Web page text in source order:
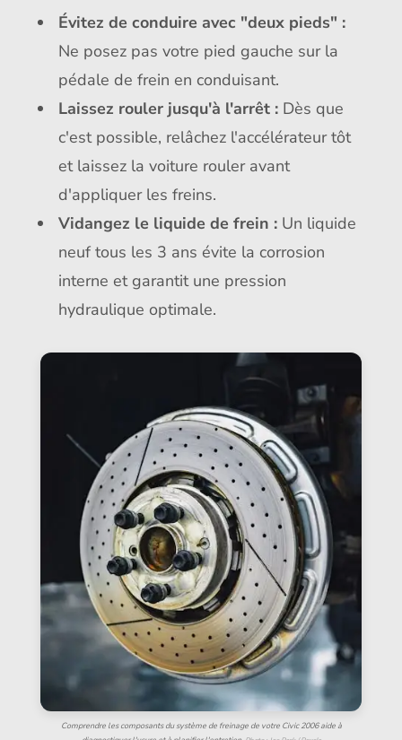
Évitez de conduire avec "deux pieds" :
Ne posez pas votre pied gauche sur la
pédale de frein en conduisant.
Laissez rouler jusqu'à l'arrêt :Dès que
c'est possible, relâchez l'accélérateur tôt
et laissez la voiture rouler avant
d'appliquer les freins.
Vidangez le liquide de frein :Un liquide
neuf tous les 3 ans évite la corrosion
interne et garantit une pression
hydraulique optimale.
Comprendre les composants du système de freinage de votre Civic 2006 aide à